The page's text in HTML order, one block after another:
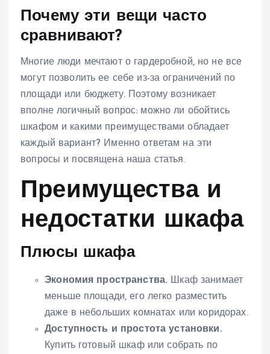
Почему эти вещи часто
сравнивают?
Многие люди мечтают о гардеробной, но не все
могут позволить ее себе из-за ограничений по
площади или бюджету. Поэтому возникает
вполне логичный вопрос: можно ли обойтись
шкафом и какими преимуществами обладает
каждый вариант? Именно ответам на эти
вопросы и посвящена наша статья.
Преимущества и
недостатки шкафа
Плюсы шкафа
Экономия пространства. Шкаф занимает
меньше площади, его легко разместить
даже в небольших комнатах или коридорах.
Доступность и простота установки.
Купить готовый шкаф или собрать по